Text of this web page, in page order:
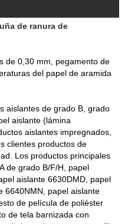
de ranura de
de 0,30 mm, pegamento de
del papel de aramida
aislantes de grado B, grado
aislante (lámina
aislantes impregnados,
clientes productos de
Los productos principales
de grado B/F/H, papel
aislante 6630DMD, papel
6640NMN, papel aislante
de película de poliéster
de tela barnizada con